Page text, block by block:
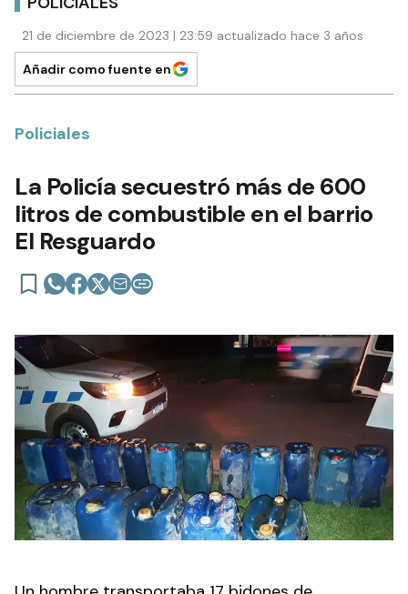
21 de diciembre de 2023 | 23:59 actualizado hace 3 años
Añadir como fuente en
Policiales
La Policía secuestró más de 600
litros de combustible en el barrio
El Resguardo